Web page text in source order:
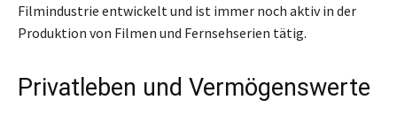
Filmindustrie entwickelt und ist immer noch aktiv in der
Produktion von Filmen und Fernsehserien tätig.
Privatleben und Vermögenswerte